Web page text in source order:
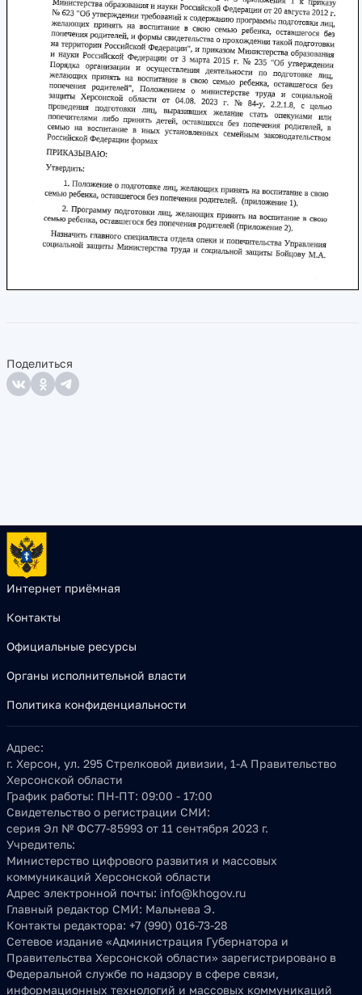
Поделиться
Интернет приёмная
Контакты
Официальные ресурсы
Органы исполнительной власти
Политика конфиденциальности
Адрес:
г. Херсон, ул. 295 Стрелковой дивизии, 1-А Правительство
Херсонской области
График работы: ПН-ПТ: 09:00 - 17:00
Свидетельство о регистрации СМИ:
серия Эл № ФС77-85993 от 11 сентября 2023 г.
Учредитель:
Министерство цифрового развития и массовых
коммуникаций Херсонской области
Адрес электронной почты: info@khogov.ru
Главный редактор СМИ: Мальнева Э.
Контакты редактора: +7 (990) 016-73-28
Сетевое издание «Администрация Губернатора и
Правительства Херсонской области» зарегистрировано в
Федеральной службе по надзору в сфере связи,
информационных технологий и массовых коммуникаций